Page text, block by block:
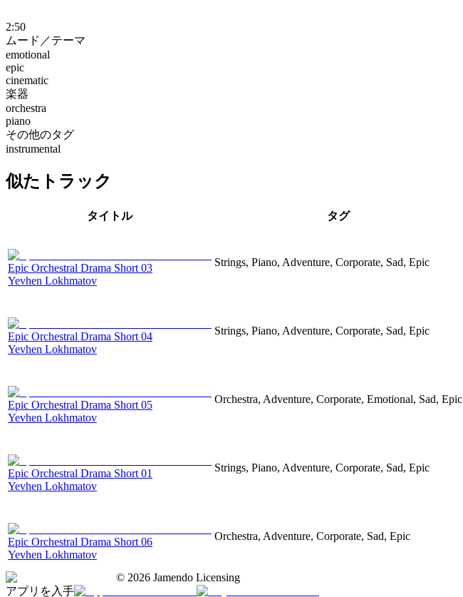
2:50
ムード／テーマ
emotional
epic
cinematic
楽器
orchestra
piano
その他のタグ
instrumental
似たトラック
タイトル タグ
Epic Orchestral Drama Short 03
Yevhen Lokhmatov
Strings, Piano, Adventure, Corporate, Sad, Epic
Epic Orchestral Drama Short 04
Yevhen Lokhmatov
Strings, Piano, Adventure, Corporate, Sad, Epic
Epic Orchestral Drama Short 05
Yevhen Lokhmatov
Orchestra, Adventure, Corporate, Emotional, Sad, Epic
Epic Orchestral Drama Short 01
Yevhen Lokhmatov
Strings, Piano, Adventure, Corporate, Sad, Epic
Epic Orchestral Drama Short 06
Yevhen Lokhmatov
Orchestra, Adventure, Corporate, Sad, Epic
© 2026 Jamendo Licensing
アプリを入手